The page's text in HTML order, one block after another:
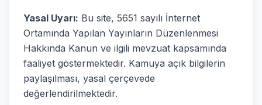
Yasal Uyarı: Bu site, 5651 sayılı İnternet
Ortamında Yapılan Yayınların Düzenlenmesi
Hakkında Kanun ve ilgili mevzuat kapsamında
faaliyet göstermektedir. Kamuya açık bilgilerin
paylaşılması, yasal çerçevede
değerlendirilmektedir.